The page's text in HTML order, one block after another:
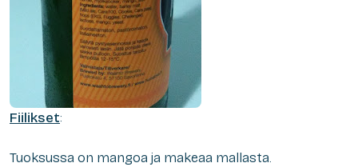
Fiilikset:
Tuoksussa on mangoa ja makeaa mallasta.